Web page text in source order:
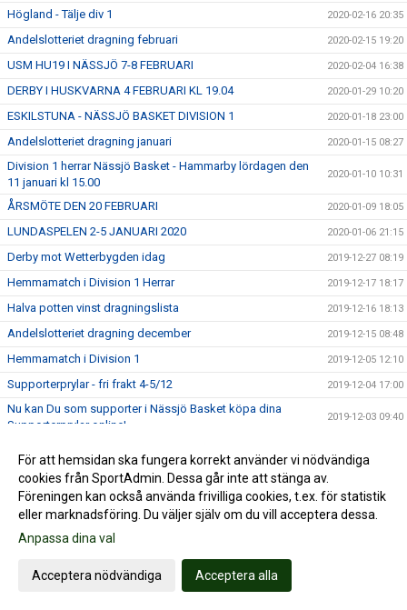
Högland - Tälje div 1 2020-02-16 20:35
Andelslotteriet dragning februari 2020-02-15 19:20
USM HU19 I NÄSSJÖ 7-8 FEBRUARI 2020-02-04 16:38
DERBY I HUSKVARNA 4 FEBRUARI KL 19.04 2020-01-29 10:20
ESKILSTUNA - NÄSSJÖ BASKET DIVISION 1 2020-01-18 23:00
Andelslotteriet dragning januari 2020-01-15 08:27
Division 1 herrar Nässjö Basket - Hammarby lördagen den
11 januari kl 15.00
2020-01-10 10:31
ÅRSMÖTE DEN 20 FEBRUARI 2020-01-09 18:05
LUNDASPELEN 2-5 JANUARI 2020 2020-01-06 21:15
Derby mot Wetterbygden idag 2019-12-27 08:19
Hemmamatch i Division 1 Herrar 2019-12-17 18:17
Halva potten vinst dragningslista 2019-12-16 18:13
Andelslotteriet dragning december 2019-12-15 08:48
Hemmamatch i Division 1 2019-12-05 12:10
Supporterprylar - fri frakt 4-5/12 2019-12-04 17:00
Nu kan Du som supporter i Nässjö Basket köpa dina
Supporterprylar online!
2019-12-03 09:40
Julerbjudande bortapaket - Nässjö Basket
RM HU16 2019-11-26 11:38
Melina Curiander is the thing!!!
Profilkläder
För att hemsidan ska fungera korrekt använder vi nödvändiga
cookies från SportAdmin. Dessa går inte att stänga av.
Föreningen kan också använda frivilliga cookies, t.ex. för statistik
eller marknadsföring. Du väljer själv om du vill acceptera dessa.
Anpassa dina val
Acceptera nödvändiga Acceptera alla